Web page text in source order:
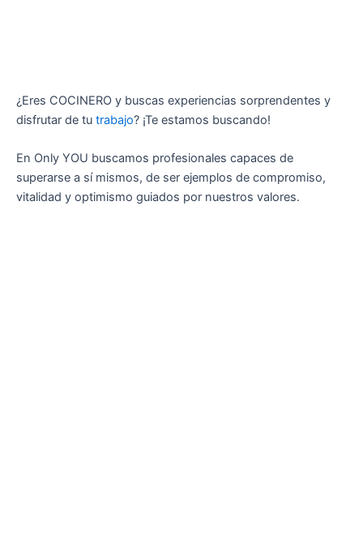
¿Eres COCINERO y buscas experiencias sorprendentes y
disfrutar de tu trabajo? ¡Te estamos buscando!
En Only YOU buscamos profesionales capaces de
superarse a sí mismos, de ser ejemplos de compromiso,
vitalidad y optimismo guiados por nuestros valores.